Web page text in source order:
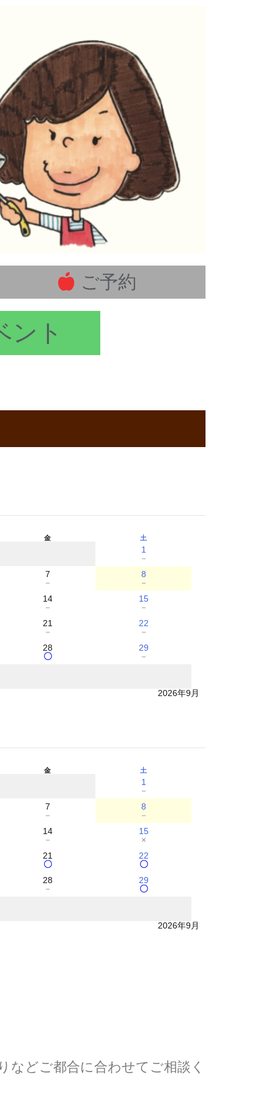
ご予約
ント
金 土
1
－
7
－
8
－
14
－
15
－
21
－
22
－
28
〇
29
－
2026年9月
金 土
1
－
7
－
8
－
14
－
15
×
21
〇
22
〇
28
－
29
〇
2026年9月
などご都合に合わせてご相談く